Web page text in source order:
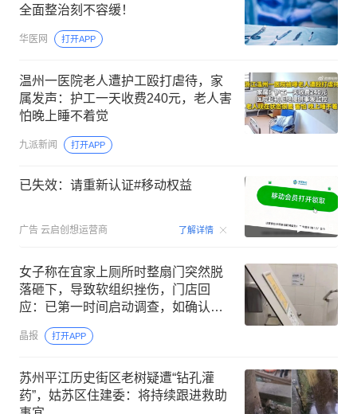
全面整治刻不容缓！
华医网 打开APP
温州一医院老人遭护工殴打虐待，家
属发声：护工一天收费240元，老人害
怕晚上睡不着觉
九派新闻 打开APP
已失效：请重新认证#移动权益
广告 云启创想运营商 了解详情 00:15
女子称在宜家上厕所时整扇门突然脱
落砸下，导致软组织挫伤，门店回
应：已第一时间启动调查，如确认系
宜家问题将承担相应责任
晶报 打开APP
苏州平江历史街区老树疑遭“钻孔灌
药”，姑苏区住建委：将持续跟进救助